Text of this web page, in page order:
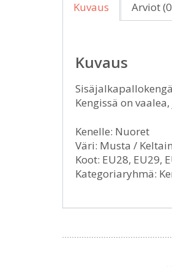
Kuvaus Arviot
Kuvaus
Kengissä on
Kenelle: Nuoret
Väri: Musta /
Koot: EU28, EU29,
Kategoriaryhmä: